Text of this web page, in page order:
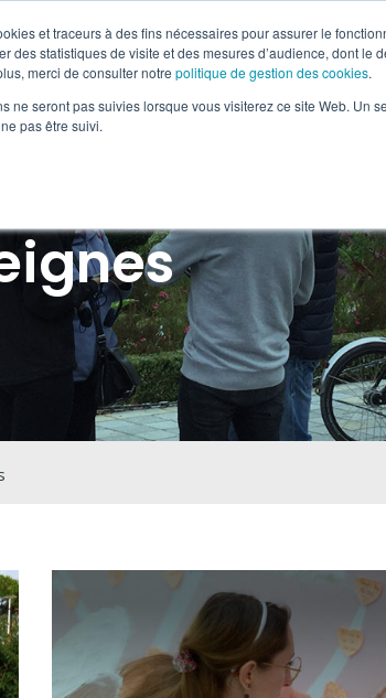
et traceurs à des fins nécessaires pour assurer le
des statistiques de visite et des mesures d’audience, dont le
merci de consulter notre politique de gestion des cookies.
ne seront pas suivies lorsque vous visiterez ce site Web. Un
pas être suivi.
MÉDIA & OOH RETAIL MARKETING